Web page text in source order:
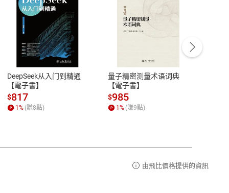
性
參
客服資訊
服務時間：週一到週五 10:00-12:00、
13:00-17:00 (國定假日及例假日休息)
客服電話：0080-1857077
DeepSeek从入门到精通
【電子書】
$817
1% (賺8點)
量子精密测量术语词典
【電子書】
$985
1% (賺9點)
由飛比價格提供的資訊